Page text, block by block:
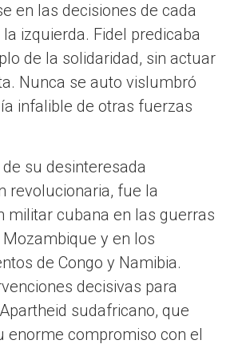
en las decisiones de cada
izquierda. Fidel predicaba
de la solidaridad, sin actuar
Nunca se auto vislumbró
infalible de otras fuerzas
su desinteresada
revolucionaria, fue la
militar cubana en las guerras
y en los
de Congo y Namibia.
decisivas para
sudafricano, que
enorme compromiso con el